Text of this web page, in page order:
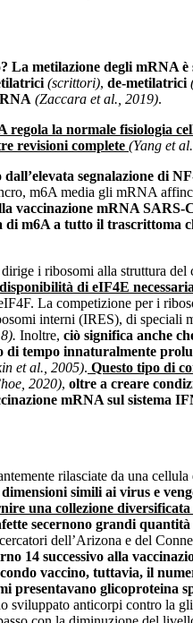
La metilazione degli mRNA
(scrittori), de-metilatrici
(Zaccara et al., 2019).
la normale fisiologia
revisioni complete (Yang et
segnalazione di
m6A media gli mRNA
vaccinazione mRNA
m6A a tutto il trascrittoma
i ribosomi alla struttura
di eIF4E
La competizione per i
interni (IRES), di speciali
Inoltre, ciò significa anche
tempo innaturalmente
et al., 2005). Questo tipo di
2020), oltre a creare
mRNA sul sistema
rilasciate da una
simili ai virus e
una collezione
secernono grandi
dell’Arizona e del
14 successivo alla
vaccino, tuttavia, il
presentavano glicoproteina
anticorpi contro la